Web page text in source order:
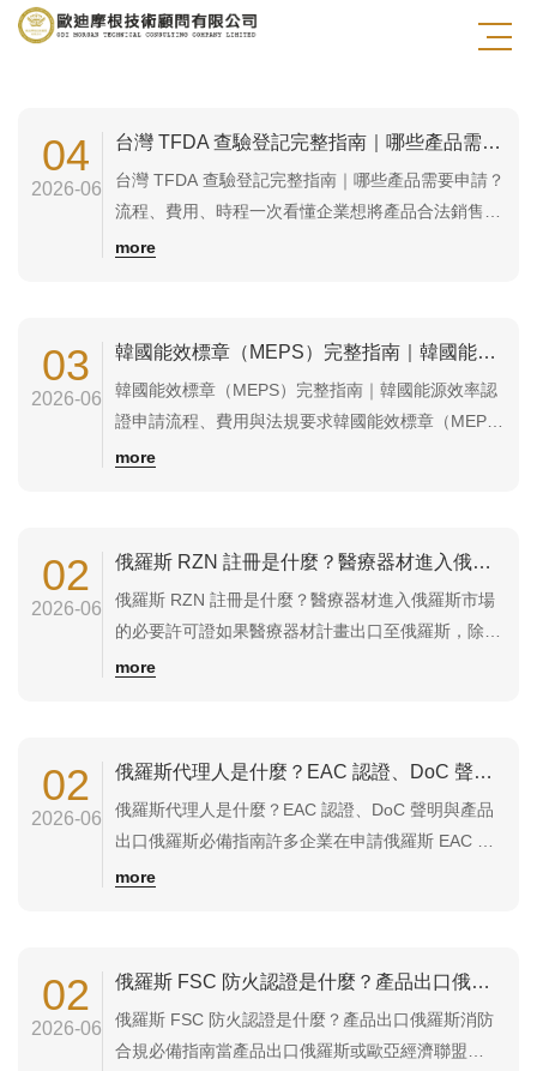
歐盟產品認證
04
2026-06
台灣 TFDA 查驗登記完整指南｜哪些產品需要申請？流程、費用、時程一次看懂
台灣 TFDA 查驗登記完整指南｜哪些產品需要申請？
流程、費用、時程一次看懂企業想將產品合法銷售至
台灣市場時，經常會遇到「TFDA查驗登記」的要
TFDA 查驗登記、哪些產品需要申請、申...
more
03
2026-06
韓國能效標章（MEPS）完整指南｜韓國能源效率認證申請流程、費用與法規要求
韓國能效標章（MEPS）完整指南｜韓國能源效率認
證申請流程、費用與法規要求韓國能效標章（MEPS,
Minimum Energy Performance Standards）是韓國
售...
more
02
2026-06
俄羅斯 RZN 註冊是什麼？醫療器材進入俄羅斯市場的必要許可證
俄羅斯 RZN 註冊是什麼？醫療器材進入俄羅斯市場
的必要許可證如果醫療器材計畫出口至俄羅斯，除了
產品測試與品質管理系統外，最重要的市場准入要求
羅斯合法銷售與使用，...
more
02
2026-06
俄羅斯代理人是什麼？EAC 認證、DoC 聲明與產品出口俄羅斯必備指南
俄羅斯代理人是什麼？EAC 認證、DoC 聲明與產品
出口俄羅斯必備指南許多企業在申請俄羅斯 EAC 認
證、EAC 符合性聲明（DoC）或其他市場准入文件
許多認...
more
02
2026-06
俄羅斯 FSC 防火認證是什麼？產品出口俄羅斯消防合規必備指南
俄羅斯 FSC 防火認證是什麼？產品出口俄羅斯消防
合規必備指南當產品出口俄羅斯或歐亞經濟聯盟